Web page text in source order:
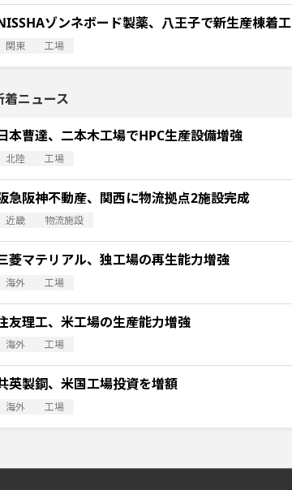
ゾンネボード製薬、八王子で新生産棟着工
関東 工場
着ニュース
本曹達、二本木工場でHPC生産設備増強
北陸 工場
急阪神不動産、関西に物流拠点2施設完成
近畿 物流施設
菱マテリアル、独工場の再生能力増強
海外 工場
友理工、米工場の生産能力増強
海外 工場
英製鋼、米国工場投資を増額
海外 工場